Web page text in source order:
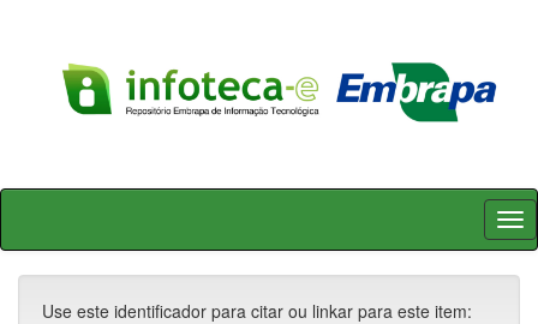
Skip
Use este identificador para citar ou linkar para este item: